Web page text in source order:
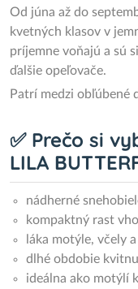
Od júna až do
kvetných klasov v
príjemne voňajú a sú
ďalšie opeľovače.
Patrí medzi obľúbené
✅ Prečo si
LILA
nádherné
kompaktný rast
láka motýle, včely
dlhé obdobie
ideálna ako motýlí